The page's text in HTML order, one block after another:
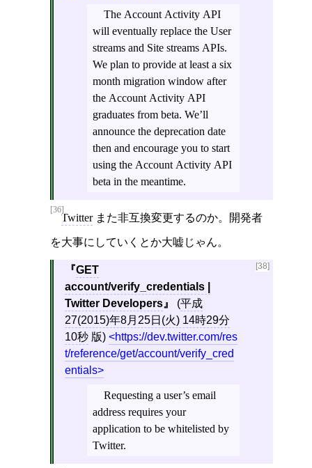
The Account Activity API
will eventually replace the User
streams and Site streams APIs.
We plan to provide at least a six
month migration window after
the Account Activity API
graduates from beta. We’ll
announce the deprecation date
then and encourage you to start
using the Account Activity API
beta in the meantime.
[36]
Twitterまた非互換変更するのか。開発者
を大事にしていくとか大嘘じゃん。
[38]
GET
account/verify_credentials |
Twitter Developers
(平成
27(2015)年8月25日(火) 14時29分
10秒版)
https://dev.twitter.com/res
t/reference/get/account/verify_cred
entials
Requesting a user’s email
address requires your
application to be whitelisted by
Twitter.